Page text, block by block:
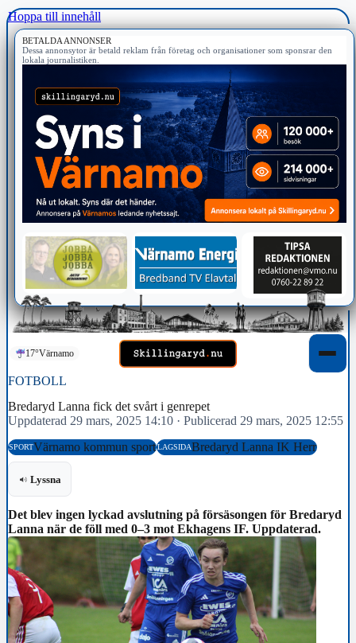
Hoppa till innehåll
BETALDA ANNONSER
Dessa annonsytor är betald reklam från företag och organisationer som sponsrar den
lokala journalistiken.
17°Värnamo
FOTBOLL
Bredaryd Lanna fick det svårt i genrepet
Uppdaterad 29 mars, 2025 14:10 · Publicerad 29 mars, 2025 12:55
SPORTVärnamo kommun sportLAGSIDABredaryd Lanna IK Herr
Lyssna
Det blev ingen lyckad avslutning på försäsongen för Bredaryd
Lanna när de föll med 0–3 mot Ekhagens IF. Uppdaterad.